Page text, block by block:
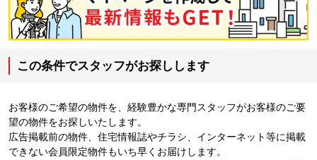
この条件でスタッフがお探しします
お客様のご希望の物件を、経験豊かな専門スタッフがお客様のご要
望の物件をお探しいたします。
広告掲載前の物件、住宅情報誌やチラシ、インターネット等に掲載
できない会員限定物件もいち早くお届けします。